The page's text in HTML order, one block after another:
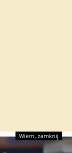
Wiem, zamknij